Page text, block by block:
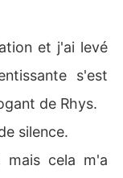
et j'ai levé
s'est
de Rhys.
silence.
mais cela m'a